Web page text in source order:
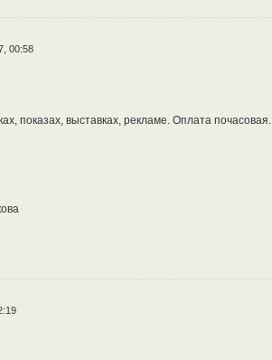
00:58
показах, выставках, рекламе. Оплата почасовая.